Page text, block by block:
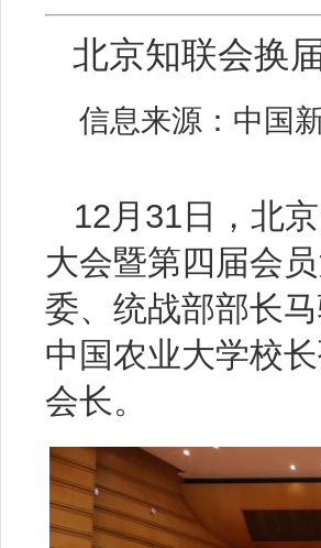
北京知联会换
信息来源：中
12月31日，北
大会暨第四届会
委、统战部部长
中国农业大学校
会长。